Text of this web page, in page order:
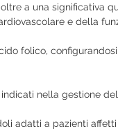
a una significativa
e della
folico,
nella gestione
adatti a pazienti